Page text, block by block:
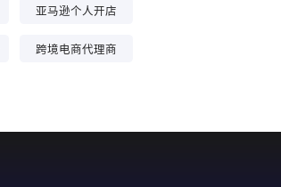
亚马逊个人开店
跨境电商代理商